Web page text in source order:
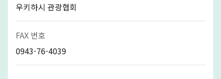
우키하시 관광협회
FAX 번호
0943-76-4039